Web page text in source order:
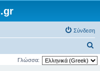
Σύνδεση
ν
Γλώσσα: